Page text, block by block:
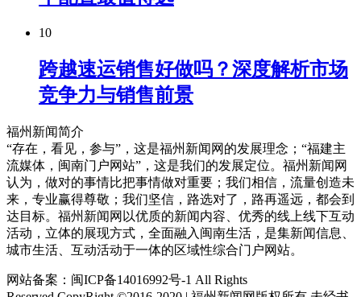
10
跨越速运销售好做吗？深度解析市场
竞争力与销售前景
福州新闻简介
“存在，看见，参与”，这是福州新闻网的发展理念；“福建主
流媒体，闽南门户网站”，这是我们的发展定位。福州新闻网
认为，做对的事情比把事情做对重要；我们相信，流量创造未
来，专业赢得尊敬；我们坚信，路选对了，路再遥远，都会到
达目标。福州新闻网以优质的新闻内容、优秀的线上线下互动
活动，立体的展现方式，全面融入闽南生活，是集新闻信息、
城市生活、互动活动于一体的区域性综合门户网站。
网站备案：闽ICP备14016992号-1 All Rights